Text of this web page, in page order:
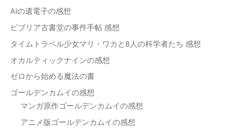
AIの遺電子の感想
ビブリア古書堂の事件手帖 感想
タイムトラベル少女マリ・ワカと8人の科学者たち 感想
オカルティックナインの感想
ゼロから始める魔法の書
ゴールデンカムイの感想
マンガ原作ゴールデンカムイの感想
アニメ版ゴールデンカムイの感想